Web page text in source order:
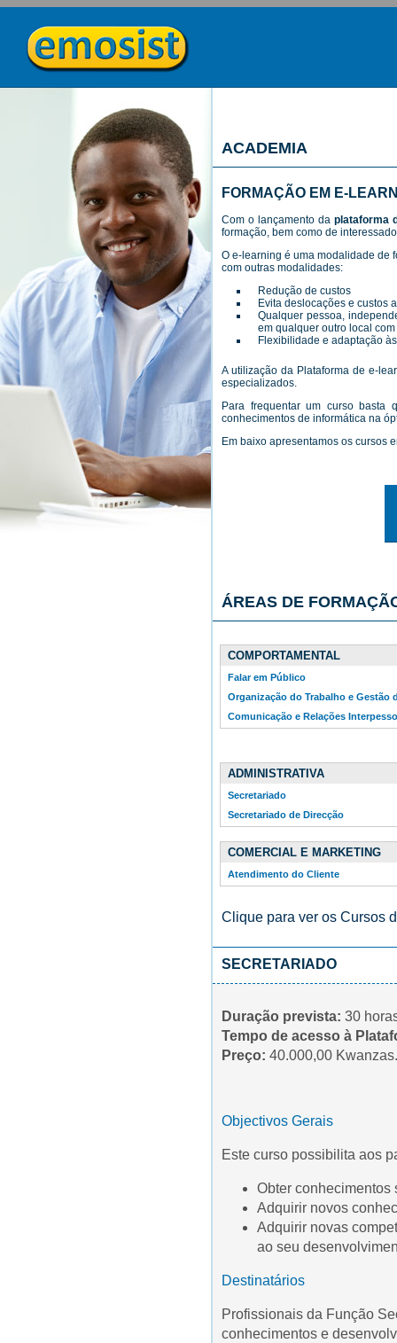
ACADEMIA
FORMAÇÃO EM E-
Com o lançamento da plataforma
formação, bem como de
O e-learning é uma modalidade de
com outras modalidades:
Redução de custos
Evita deslocações e custos
Qualquer pessoa,
em qualquer outro local
Flexibilidade e adaptação
A utilização da Plataforma de e-
especializados.
Para frequentar um curso basta
conhecimentos de informática na
Em baixo apresentamos os cursos
ÁREAS DE
COMPORTAMENTAL
Falar em Público
Organização do Trabalho e Gestão
Comunicação e Relações
ADMINISTRATIVA
Secretariado
Secretariado de Direcção
COMERCIAL E MARKETING
Atendimento do Cliente
Clique para ver os Cursos
SECRETARIADO
Duração prevista: 30
Tempo de acesso à
Preço: 40.000,00 Kwanzas.
Objectivos Gerais
Este curso possibilita aos
Obter conhecimentos
Adquirir novos
Adquirir novas
ao seu
Destinatários
Profissionais da Função
conhecimentos e